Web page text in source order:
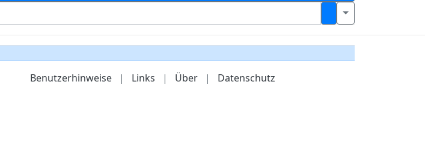
Benutzerhinweise | Links | Über | Datenschutz